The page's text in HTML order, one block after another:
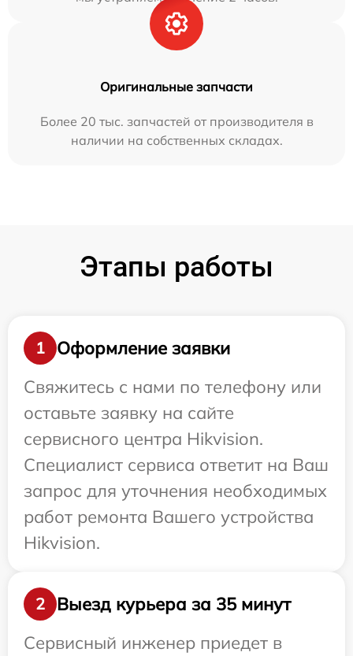
Оригинальные запчасти
Более 20 тыс. запчастей от производителя в
наличии на собственных складах.
Этапы работы
1
Оформление заявки
Свяжитесь с нами по телефону или
оставьте заявку на сайте
сервисного центра Hikvision.
Специалист сервиса ответит на Ваш
запрос для уточнения необходимых
работ ремонта Вашего устройства
Hikvision.
2
Выезд курьера за 35 минут
Сервисный инженер приедет в